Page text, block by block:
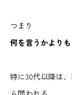
つまり
何を言うかより
特に30代以降は